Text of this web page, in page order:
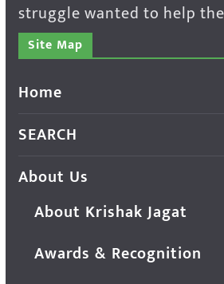
struggle wanted to help
Site Map
Home
SEARCH
About Us
About Krishak Jagat
Awards & Recognition